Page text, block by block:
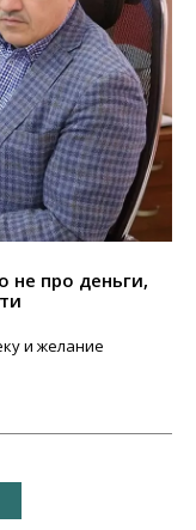
не про деньги,
и желание